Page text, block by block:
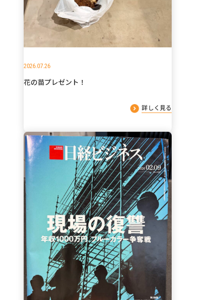
2026.07.26
花の苗プレゼント！
詳しく見る